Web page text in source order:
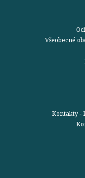
Všeobecné
Kontakty -